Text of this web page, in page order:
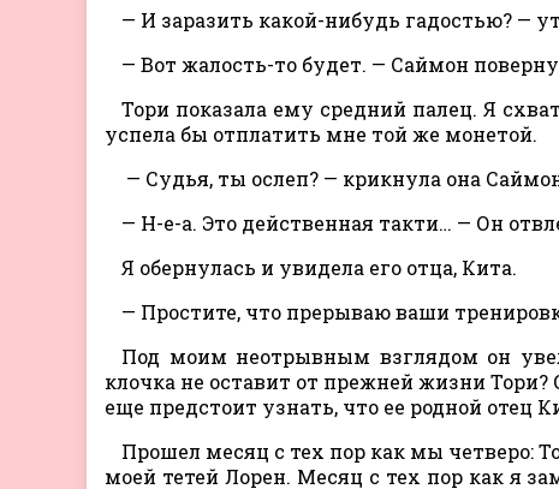
— И заразить какой-нибудь гадостью? —
— Вот жалость-то будет. — Саймон
Тори показала ему средний палец. Я
успела бы отплатить мне той же монетой.
— Судья, ты ослеп? — крикнула она
— Н-е-а. Это действенная такти… — Он
Я обернулась и увидела его отца, Кита.
— Простите, что прерываю ваши
Под моим неотрывным взглядом он
клочка не оставит от прежней жизни
еще предстоит узнать, что ее родной отец
Прошел месяц с тех пор как мы четверо:
моей тетей Лорен. Месяц с тех пор как я